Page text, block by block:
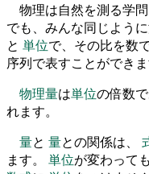
物理は自然を測る学
でも、みんな同じよう
と 単位で、その比を数
序列で表すことができま
物理量は単位の倍数
れます。
量と 量との関係は、
ます。 単位が変わっても